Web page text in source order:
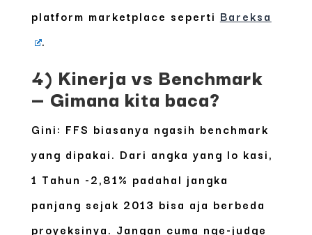
platform marketplace seperti Bareksa
.
4) Kinerja vs Benchmark
— Gimana kita baca?
Gini: FFS biasanya ngasih benchmark
yang dipakai. Dari angka yang lo kasi,
1 Tahun -2,81% padahal jangka
panjang sejak 2013 bisa aja berbeda
proyeksinya. Jangan cuma nge-judge